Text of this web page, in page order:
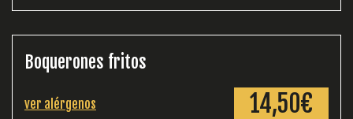
Boquerones fritos
ver alérgenos 14,50€